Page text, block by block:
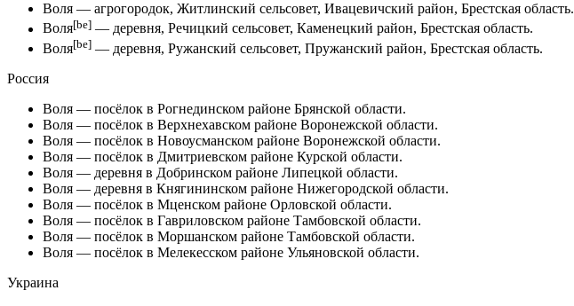
Воля — агрогородок, Житлинский сельсовет, Ивацевичский район, Брестская область.
Воля[be] — деревня, Речицкий сельсовет, Каменецкий район, Брестская область.
Воля[be] — деревня, Ружанский сельсовет, Пружанский район, Брестская область.
Россия
Воля — посёлок в Рогнединском районе Брянской области.
Воля — посёлок в Верхнехавском районе Воронежской области.
Воля — посёлок в Новоусманском районе Воронежской области.
Воля — посёлок в Дмитриевском районе Курской области.
Воля — деревня в Добринском районе Липецкой области.
Воля — деревня в Княгининском районе Нижегородской области.
Воля — посёлок в Мценском районе Орловской области.
Воля — посёлок в Гавриловском районе Тамбовской области.
Воля — посёлок в Моршанском районе Тамбовской области.
Воля — посёлок в Мелекесском районе Ульяновской области.
Украина